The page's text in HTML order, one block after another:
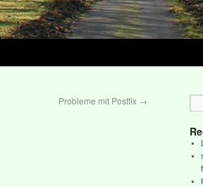
Probleme mit Postfix →